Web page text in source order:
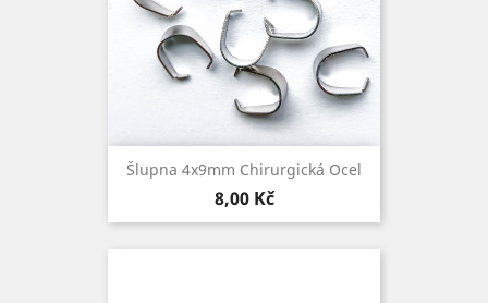
Šlupna 4x9mm Chirurgická Ocel
Cena
8,00 Kč